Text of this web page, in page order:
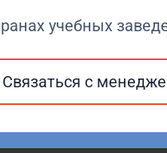
учебных
Связаться с